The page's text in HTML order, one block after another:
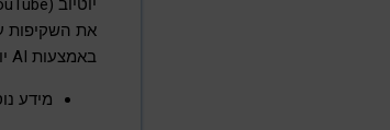
את השקיפות
באמצעות AI יוצג במקום בולט יותר מתחת לנגן הווידאו בסרטונים רגילים ועל גבי הסרטון עצמו ב-Shorts.
מידע